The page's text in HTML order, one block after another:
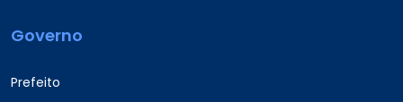
Governo
Prefeito